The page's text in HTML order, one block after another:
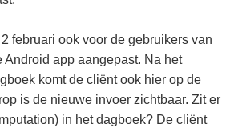
februari ook voor de gebruikers van
Android app aangepast. Na het
komt de cliënt ook hier op de
is de nieuwe invoer zichtbaar. Zit er
in het dagboek? De cliënt